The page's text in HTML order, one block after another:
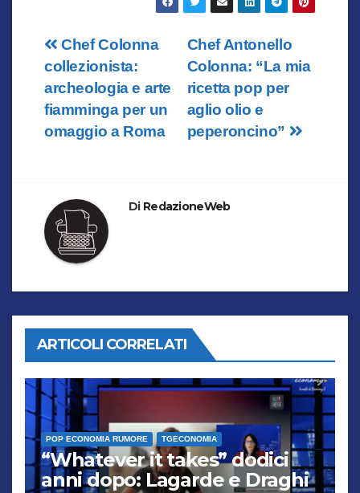
Navigazione
articoli
Chef Antonello
Colonna: “La mia
ricetta pop per
aglio olio e
peperoncino”
Chef Colonna
collezionista:
archeologia e arte
fiamminga per un
omaggio a Roma
Di RedazioneWeb
ARTICOLI CORRELATI
POP ECONOMIA RUMORE TGECONOMIA
“Whatever it takes” dodici
anni dopo: Lagarde e Draghi